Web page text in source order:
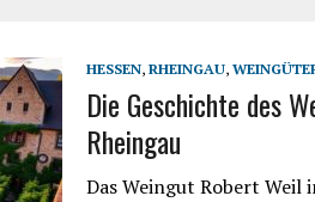
RHEINGAU – LICHTER, WEIN & WINTERZAUBER
WEINLESE EINFACH ZWISCHENDURCH EINEN
IN DER LEBENSMITTELBRANCHE
HESSEN, RHEINGAU,
Die Geschichte des
Rheingau
Das Weingut Robert Weil